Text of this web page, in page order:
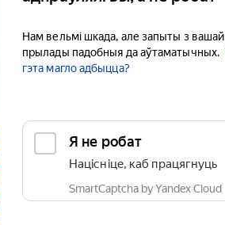
Нам вельмі шкада, але запыты з вашай
прылады падобныя да аўтаматычных.
гэта магло адбыцца?
Я не робат
Націсніце, каб працягнуць
SmartCaptcha by Yandex Cloud